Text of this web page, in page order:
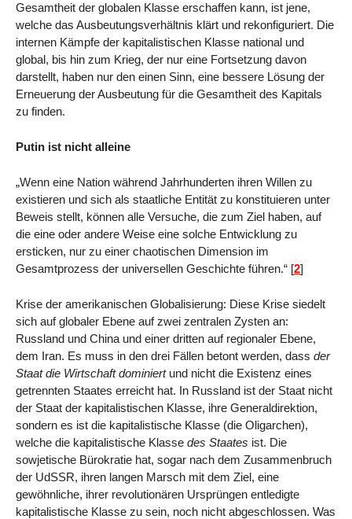
Gesamtheit der globalen Klasse erschaffen kann, ist jene,
welche das Ausbeutungsverhältnis klärt und rekonfiguriert. Die
internen Kämpfe der kapitalistischen Klasse national und
global, bis hin zum Krieg, der nur eine Fortsetzung davon
darstellt, haben nur den einen Sinn, eine bessere Lösung der
Erneuerung der Ausbeutung für die Gesamtheit des Kapitals
zu finden.
Putin ist nicht alleine
„Wenn eine Nation während Jahrhunderten ihren Willen zu
existieren und sich als staatliche Entität zu konstituieren unter
Beweis stellt, können alle Versuche, die zum Ziel haben, auf
die eine oder andere Weise eine solche Entwicklung zu
ersticken, nur zu einer chaotischen Dimension im
Gesamtprozess der universellen Geschichte führen.“ [2]
Krise der amerikanischen Globalisierung: Diese Krise siedelt
sich auf globaler Ebene auf zwei zentralen Zysten an:
Russland und China und einer dritten auf regionaler Ebene,
dem Iran. Es muss in den drei Fällen betont werden, dass der
Staat die Wirtschaft dominiertund nicht die Existenz eines
getrennten Staates erreicht hat. In Russland ist der Staat nicht
der Staat der kapitalistischen Klasse, ihre Generaldirektion,
sondern es ist die kapitalistische Klasse (die Oligarchen),
welche die kapitalistische Klasse des Staates ist. Die
sowjetische Bürokratie hat, sogar nach dem Zusammenbruch
der UdSSR, ihren langen Marsch mit dem Ziel, eine
gewöhnliche, ihrer revolutionären Ursprüngen entledigte
kapitalistische Klasse zu sein, noch nicht abgeschlossen. Was